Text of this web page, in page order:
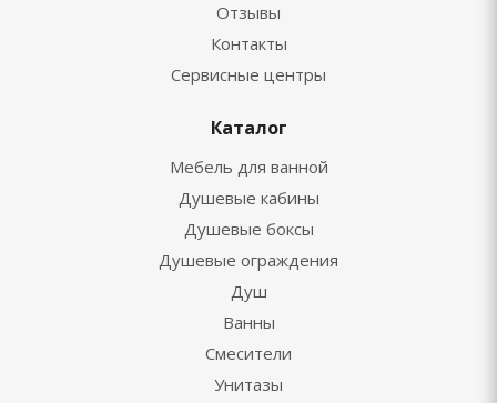
Отзывы
Контакты
Сервисные центры
Каталог
Мебель для ванной
Душевые кабины
Душевые боксы
Душевые ограждения
Душ
Ванны
Смесители
Унитазы